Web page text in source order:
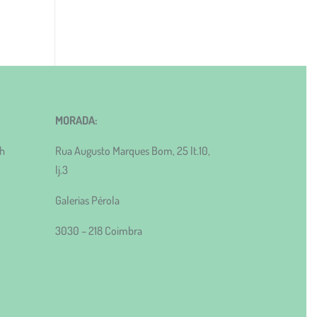
MORADA:
Rua Augusto Marques Bom, 25 lt.10,
lj.3
Galerias Pérola
3030 – 218 Coimbra